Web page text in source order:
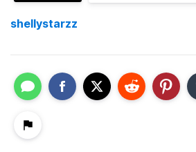
shellystarzz